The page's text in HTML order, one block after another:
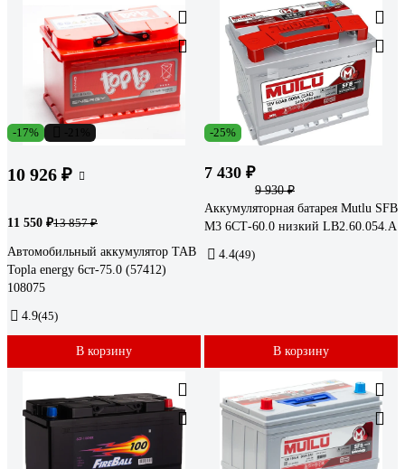
-17%
10 926 ₽
11 550 ₽13 857 ₽
Автомобильный аккумулятор TAB
Topla energy 6ст-75.0 (57412)
108075
4.9(45)
В корзину
-25%
7 430 ₽
9 930 ₽
Аккумуляторная батарея Mutlu SFB
M3 6СТ-60.0 низкий LB2.60.054.A
4.4(49)
В корзину